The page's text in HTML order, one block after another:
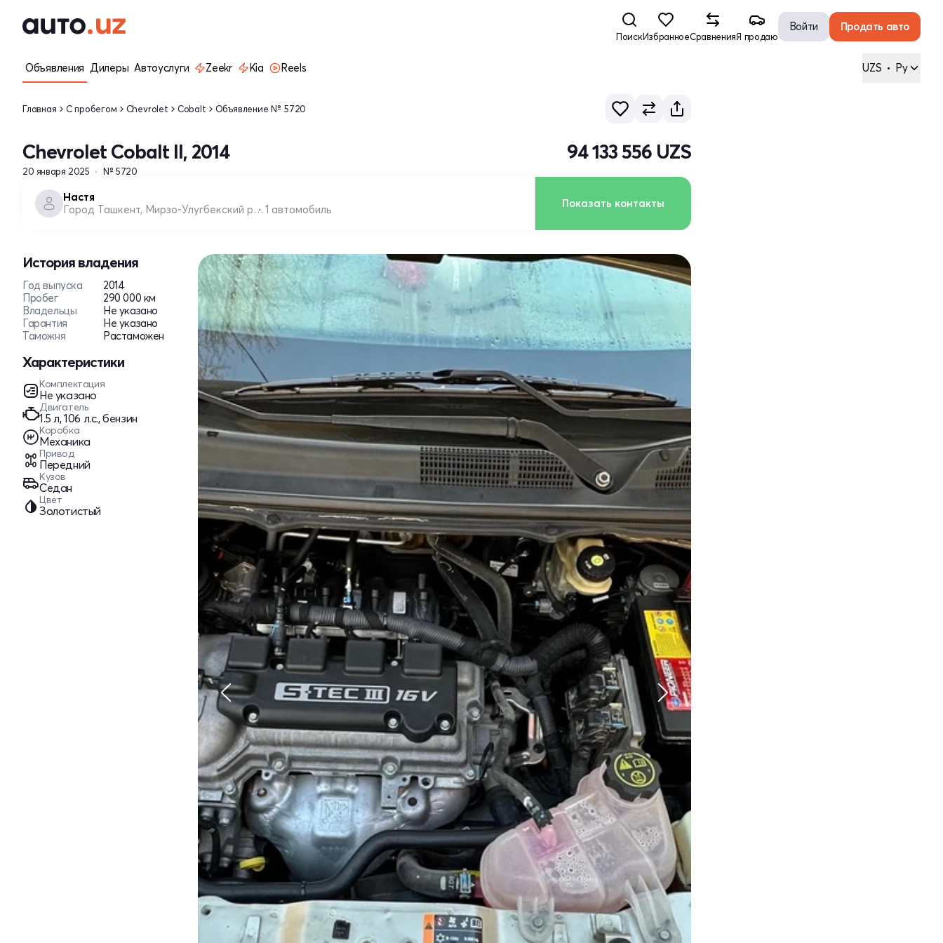
ПоискИзбранноеСравненияЯ продаю
Войти Продать авто
Объявления Дилеры Автоуслуги Zeekr Kia Reels UZS • Ру
Главная С пробегом Chevrolet Cobalt Объявление № 5720
Chevrolet Cobalt II, 2014
20 января 2025 № 5720
94 133 556 UZS
Настя
Город Ташкент, Мирзо-Улугбекский район 1 автомобиль Показать контакты
История владения
Год выпуска
2014
Пробег
290 000 км
Владельцы
Не указано
Гарантия
Не указано
Таможня
Растаможен
Характеристики
Комплектация
Не указано
Двигатель
1.5 л, 106 л.с., бензин
Коробка
Механика
Привод
Передний
Кузов
Седан
Цвет
Золотистый